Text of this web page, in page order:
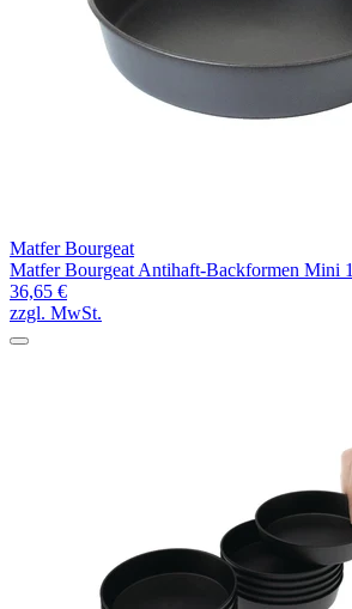
Matfer Bourgeat
Matfer Bourgeat Antihaft-Backformen Mini
36,65 €
zzgl. MwSt.